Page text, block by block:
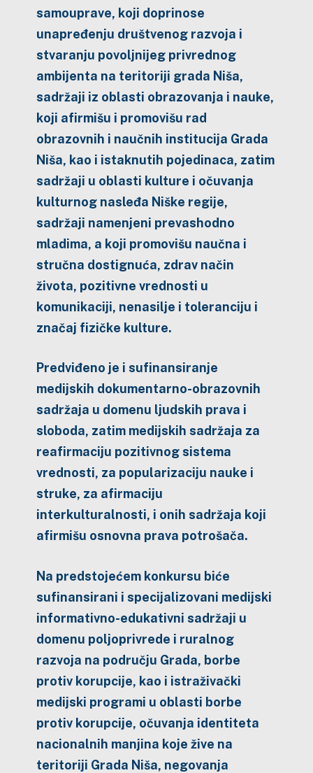
samouprave, koji doprinose
unapređenju društvenog razvoja i
stvaranju povoljnijeg privrednog
ambijenta na teritoriji grada Niša,
sadržaji iz oblasti obrazovanja i nauke,
koji afirmišu i promovišu rad
obrazovnih i naučnih institucija Grada
Niša, kao i istaknutih pojedinaca, zatim
sadržaji u oblasti kulture i očuvanja
kulturnog nasleđa Niške regije,
sadržaji namenjeni prevashodno
mladima, a koji promovišu naučna i
stručna dostignuća, zdrav način
života, pozitivne vrednosti u
komunikaciji, nenasilje i toleranciju i
značaj fizičke kulture.
Predviđeno je i sufinansiranje
medijskih dokumentarno-obrazovnih
sadržaja u domenu ljudskih prava i
sloboda, zatim medijskih sadržaja za
reafirmaciju pozitivnog sistema
vrednosti, za popularizaciju nauke i
struke, za afirmaciju
interkulturalnosti, i onih sadržaja koji
afirmišu osnovna prava potrošača.
Na predstojećem konkursu biće
sufinansirani i specijalizovani medijski
informativno-edukativni sadržaji u
domenu poljoprivrede i ruralnog
razvoja na području Grada, borbe
protiv korupcije, kao i istraživački
medijski programi u oblasti borbe
protiv korupcije, očuvanja identiteta
nacionalnih manjina koje žive na
teritoriji Grada Niša, negovanja